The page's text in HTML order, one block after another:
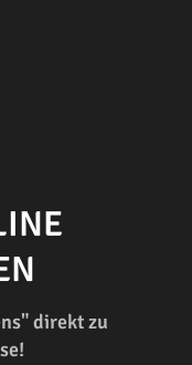
direkt zu